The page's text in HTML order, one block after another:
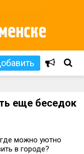
еще беседок
можно уютно
в городе?